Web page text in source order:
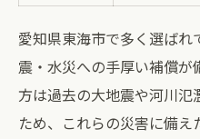
愛知県東海市で多く選ば
震・水災への手厚い補償が
方は過去の大地震や河川
ため、これらの災害に備